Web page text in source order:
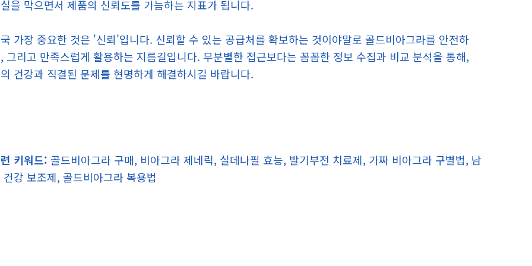
을 막으면서 제품의 신뢰도를 가늠하는 지표가 됩니다.
가장 중요한 것은 '신뢰'입니다. 신뢰할 수 있는 공급처를 확보하는 것이야말로 골드비아그라를 안전하
그리고 만족스럽게 활용하는 지름길입니다. 무분별한 접근보다는 꼼꼼한 정보 수집과 비교 분석을 통해,
건강과 직결된 문제를 현명하게 해결하시길 바랍니다.
키워드: 골드비아그라 구매, 비아그라 제네릭, 실데나필 효능, 발기부전 치료제, 가짜 비아그라 구별법, 남
건강 보조제, 골드비아그라 복용법